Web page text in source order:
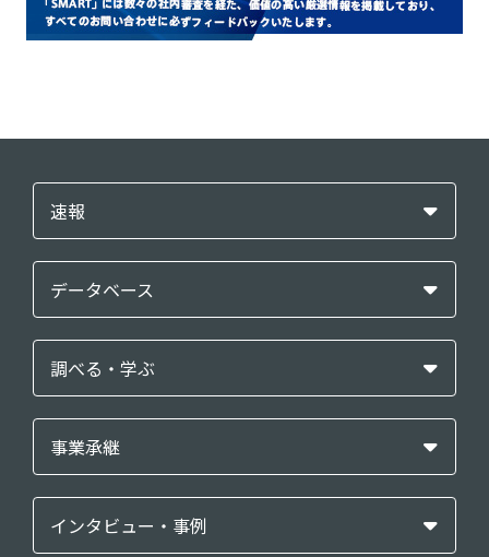
速報
データベース
調べる・学ぶ
事業承継
インタビュー・事例